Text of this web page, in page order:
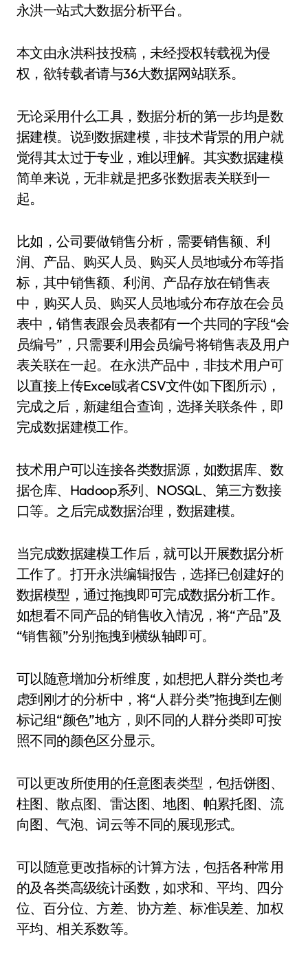
永洪一站式大数据分析平台。
本文由永洪科技投稿，未经授权转载视为侵
权，欲转载者请与36大数据网站联系。
无论采用什么工具，数据分析的第一步均是数
据建模。说到数据建模，非技术背景的用户就
觉得其太过于专业，难以理解。其实数据建模
简单来说，无非就是把多张数据表关联到一
起。
比如，公司要做销售分析，需要销售额、利
润、产品、购买人员、购买人员地域分布等指
标，其中销售额、利润、产品存放在销售表
中，购买人员、购买人员地域分布存放在会员
表中，销售表跟会员表都有一个共同的字段“会
员编号”，只需要利用会员编号将销售表及用户
表关联在一起。在永洪产品中，非技术用户可
以直接上传Excel或者CSV文件(如下图所示)，
完成之后，新建组合查询，选择关联条件，即
完成数据建模工作。
技术用户可以连接各类数据源，如数据库、数
据仓库、Hadoop系列、NOSQL、第三方数接
口等。之后完成数据治理，数据建模。
当完成数据建模工作后，就可以开展数据分析
工作了。打开永洪编辑报告，选择已创建好的
数据模型，通过拖拽即可完成数据分析工作。
如想看不同产品的销售收入情况，将“产品”及
“销售额”分别拖拽到横纵轴即可。
可以随意增加分析维度，如想把人群分类也考
虑到刚才的分析中，将“人群分类”拖拽到左侧
标记组“颜色”地方，则不同的人群分类即可按
照不同的颜色区分显示。
可以更改所使用的任意图表类型，包括饼图、
柱图、散点图、雷达图、地图、帕累托图、流
向图、气泡、词云等不同的展现形式。
可以随意更改指标的计算方法，包括各种常用
的及各类高级统计函数，如求和、平均、四分
位、百分位、方差、协方差、标准误差、加权
平均、相关系数等。